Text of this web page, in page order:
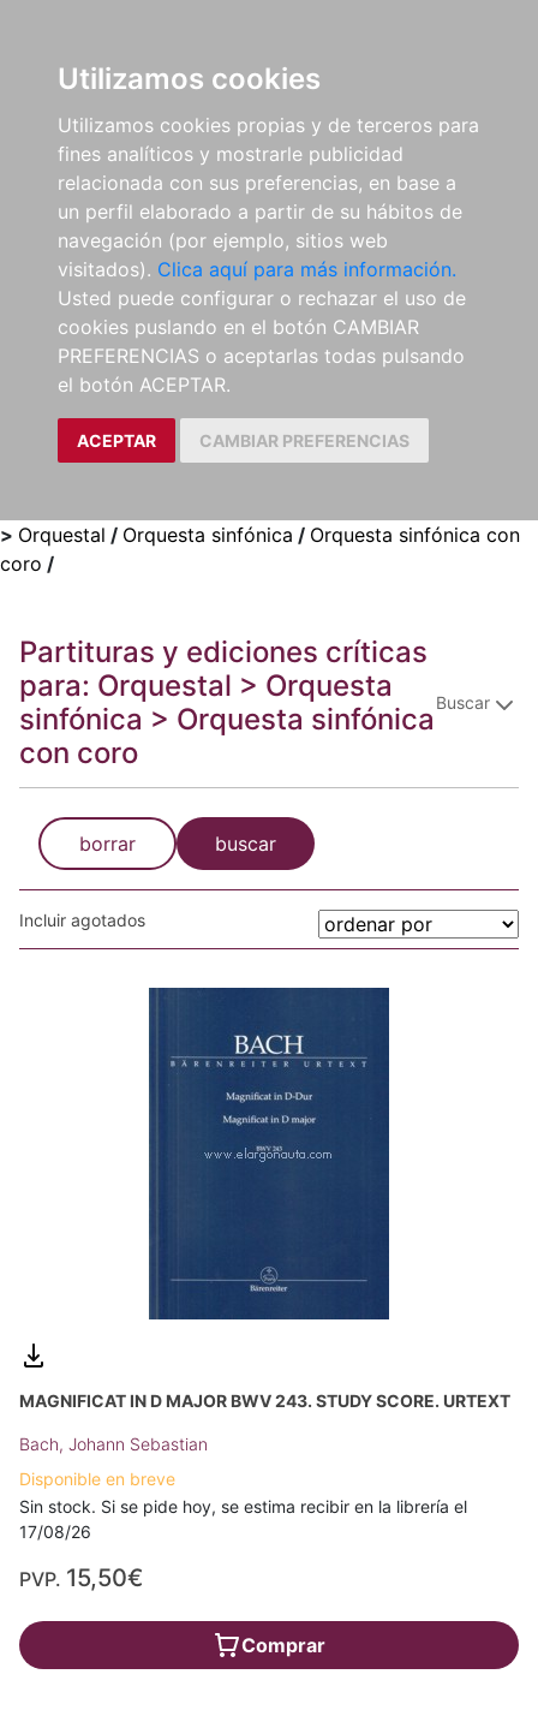
Utilizamos cookies
Utilizamos cookies propias y de terceros para
fines analíticos y mostrarle publicidad
relacionada con sus preferencias, en base a
un perfil elaborado a partir de su hábitos de
navegación (por ejemplo, sitios web
visitados). Clica aquí para más información.
Usted puede configurar o rechazar el uso de
cookies puslando en el botón CAMBIAR
PREFERENCIAS o aceptarlas todas pulsando
el botón ACEPTAR.
ACEPTAR CAMBIAR PREFERENCIAS
> Orquestal / Orquesta sinfónica / Orquesta sinfónica con
coro /
Partituras y ediciones críticas
para: Orquestal > Orquesta
sinfónica > Orquesta sinfónica
con coro
Buscar
borrar buscar
Incluir agotados
MAGNIFICAT IN D MAJOR BWV 243. STUDY SCORE. URTEXT
Bach, Johann Sebastian
Disponible en breve
Sin stock. Si se pide hoy, se estima recibir en la librería el
17/08/26
PVP. 15,50€
Comprar